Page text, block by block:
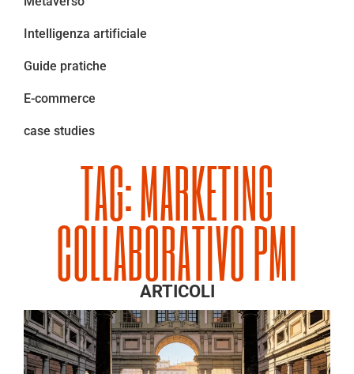
TAG: MARKETING
COLLABORATIVO PMI
ARTICOLI
Intelligenza artificiale
Guide pratiche
E-commerce
case studies